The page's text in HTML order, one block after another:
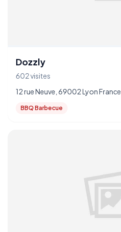
Dozzly
602 visites
12 rue Neuve, 69002 Lyon France
BBQ Barbecue